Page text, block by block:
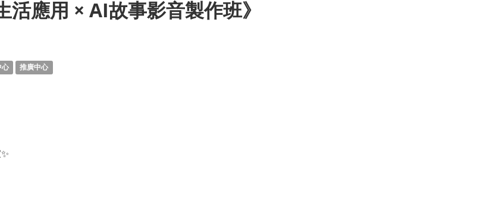
活應用 × AI故事影音製作班》
心 推廣中心